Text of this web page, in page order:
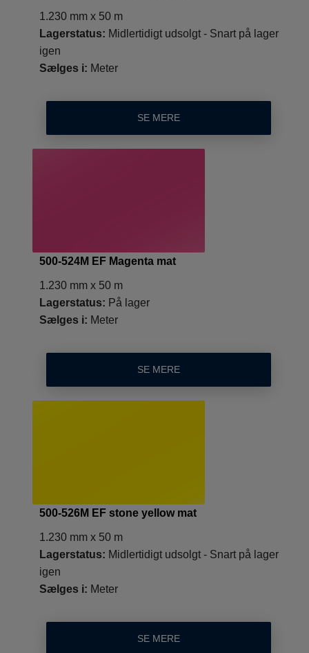
1.230 mm x 50 m
Lagerstatus: Midlertidigt udsolgt - Snart på lager
igen
Sælges i: Meter
SE MERE
500-524M EF Magenta mat
1.230 mm x 50 m
Lagerstatus: På lager
Sælges i: Meter
SE MERE
500-526M EF stone yellow mat
1.230 mm x 50 m
Lagerstatus: Midlertidigt udsolgt - Snart på lager
igen
Sælges i: Meter
SE MERE